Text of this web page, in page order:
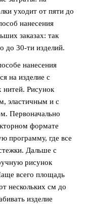
уходит от пяти до
нанесения
заказах: так
до 30-ти изделий.
нанесения
на изделие с
Рисунок
эластичным и с
Первоначально
формате
программу, где все
Дальше с
рисунок
всего площадь
нескольких см до
изделие